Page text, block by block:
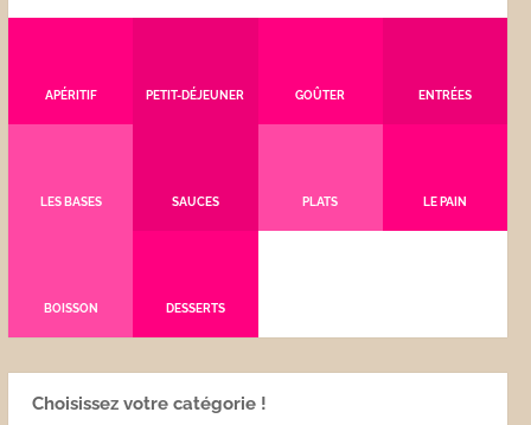
APÉRITIF PETIT-DÉJEUNER GOÛTER ENTRÉES
LES BASES SAUCES PLATS LE PAIN
BOISSON DESSERTS
Choisissez votre catégorie !